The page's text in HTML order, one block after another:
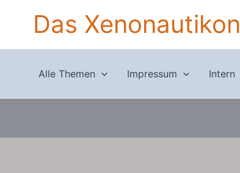
Das Xenonautikon
Alle Themen Impressum Intern